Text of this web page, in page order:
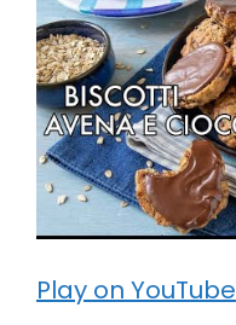
Play on YouTube